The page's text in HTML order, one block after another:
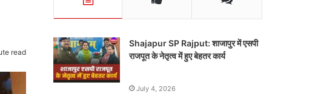
read
Shajapur SP Rajput: शाजापुर में एसपी
राजपूत के नेतृत्व में हुए बेहतर कार्य
July 4, 2026